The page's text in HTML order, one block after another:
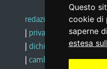
Questo
cookie di
saperne
estesa
redazione web |note
| privacy
social
| dichiarazione di
| cambio preferenze